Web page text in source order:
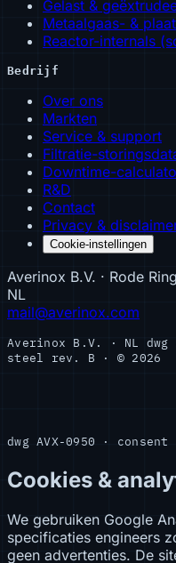
Gelast &
Metaalgaas- &
Reactor-internals
Bedrijf
Over ons
Markten
Service & support
Filtratie-
Downtime-
R&D
Contact
Privacy &
Cookie-instellingen
Averinox B.V. · Rode
NL
mail@averinox.com
Averinox B.V. · NL dwg
steel
rev. B · © 2026
dwg AVX-0950 · consent
Cookies &
We gebruiken Google
specificaties engineers
geen advertenties. De